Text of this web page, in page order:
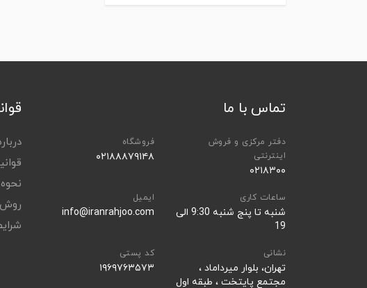
تماس با ما
دفتر مرکزی و فروش
اینترنتی
۰۲۱۸۳۰۰
فروشگاه
۰۲۱۸۸۸۷۹۱۴۸
ساعات کاری
شنبه تا پنج شنبه 9:30 الی
19
ایمیل
info@iranrahjoo.com
نشانی
تهران، بلوار میرداماد ،
مجتمع پایتخت ، طبقه اول
کد پستی
۱۹۶۹۷۶۳۵۷۳